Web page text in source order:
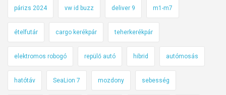
párizs 2024 vw id buzz deliver 9 m1-m7
ételfutár cargo kerékpár teherkerékpár
elektromos robogó repülő autó hibrid autómosás
hatótáv SeaLion 7 mozdony sebesség